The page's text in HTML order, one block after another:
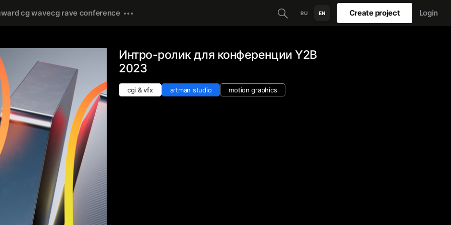
cg wavecg rave conference RU EN Create project Login
Интро-ролик для конференции Y2B
2023
cgi & vfx artman studio motion graphics